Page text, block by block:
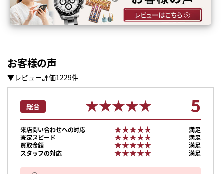
お客様の声
▼レビュー評価1229件
総合 ★★★★★
★★★★★ 5
来店問い合わせへの対応 ★★★★★
★★★★★
満足
査定スピード
★★★★★
★★★★★
満足
買取金額
★★★★★
★★★★★
満足
スタッフの対応
★★★★★
★★★★★ 満足